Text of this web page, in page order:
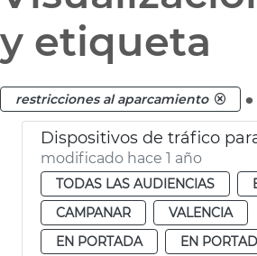
y etiqueta
restricciones al aparcamiento .
modificado hace 1 año
TODAS LAS AUDIENCIAS
CAMPANAR
VALENCIA
EN PORTADA
EN